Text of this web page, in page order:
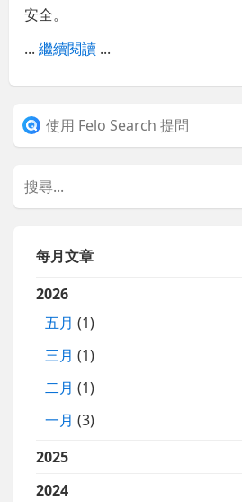
安全。
...繼續閱讀 ...
每月文章
2026
五月 (1)
三月 (1)
二月 (1)
一月 (3)
2025
2024